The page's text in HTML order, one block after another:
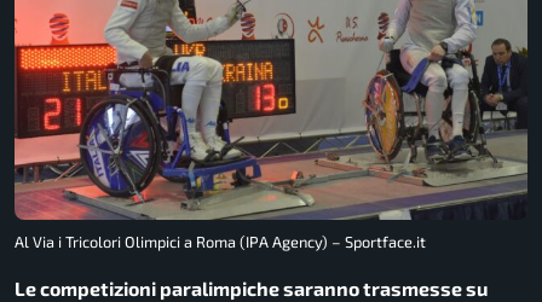
Al Via i Tricolori Olimpici a Roma (IPA Agency) – Sportface.it
Le competizioni paralimpiche saranno trasmesse su